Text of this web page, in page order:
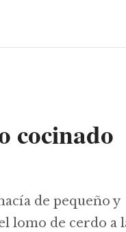
cocinado
de pequeño y
lomo de cerdo a